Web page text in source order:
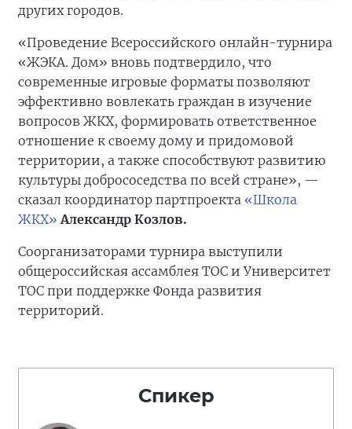
других городов.
«Проведение Всероссийского онлайн-турнира
«ЖЭКА. Дом» вновь подтвердило, что
современные игровые форматы позволяют
эффективно вовлекать граждан в изучение
вопросов ЖКХ, формировать ответственное
отношение к своему дому и придомовой
территории, а также способствуют развитию
культуры добрососедства по всей стране», —
сказал координатор партпроекта «Школа
ЖКХ» Александр Козлов.
Соорганизаторами турнира выступили
общероссийская ассамблея ТОС и Университет
ТОС при поддержке Фонда развития
территорий.
Спикер